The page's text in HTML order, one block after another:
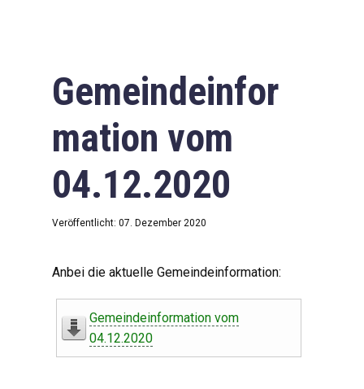
Gemeindeinfor
mation vom
04.12.2020
Veröffentlicht: 07. Dezember 2020
Anbei die aktuelle Gemeindeinformation:
Gemeindeinformation vom
04.12.2020